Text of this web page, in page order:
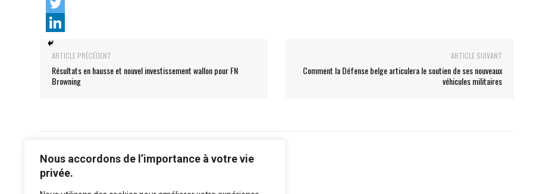
Nous accordons de l’importance à votre vie
privée.
ARTICLE PRÉCÉDENT
Résultats en hausse et nouvel investissement wallon pour FN
Browning
ARTICLE SUIVANT
Comment la Défense belge articulera le soutien de ses nouveaux
véhicules militaires